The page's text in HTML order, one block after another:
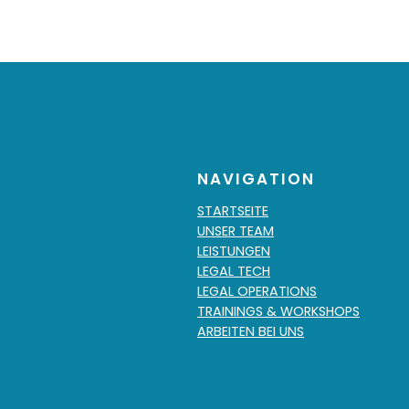
NAVIGATION
STARTSEITE
UNSER TEAM
LEISTUNGEN
LEGAL TECH
LEGAL OPERATIONS
TRAININGS & WORKSHOPS
ARBEITEN BEI UNS